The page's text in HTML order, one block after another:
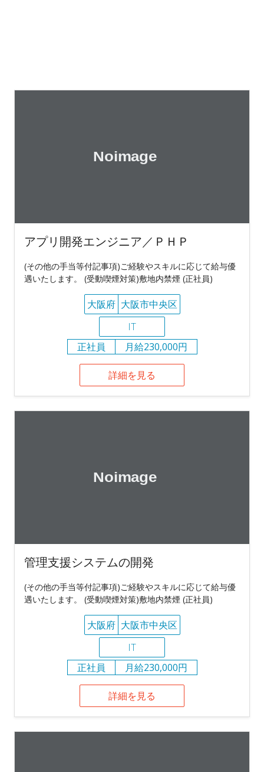
アプリ開発エンジニア／ＰＨＰ
(その他の手当等付記事項)ご経験やスキルに応じて給与優
遇いたします。 (受動喫煙対策)敷地内禁煙 (正社員)
大阪府 大阪市中央区
IT
正社員
月給230,000円
詳細を見る
管理支援システムの開発
(その他の手当等付記事項)ご経験やスキルに応じて給与優
遇いたします。 (受動喫煙対策)敷地内禁煙 (正社員)
大阪府 大阪市中央区
IT
正社員
月給230,000円
詳細を見る